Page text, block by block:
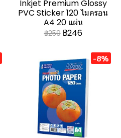
Inkjet Premium Glossy
PVC Sticker 120 ไมครอน
A4 20 แผ่น
฿259 ฿246
-8%